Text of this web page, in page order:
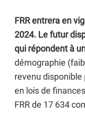
FRR entrera en
2024. Le futur
qui répondent à
démographie
revenu
en lois de
FRR de 17 634